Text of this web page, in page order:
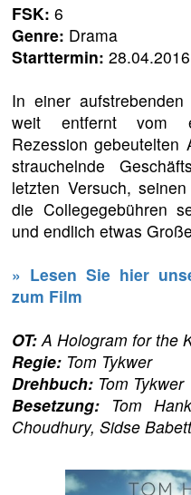
FSK: 6
Genre: Drama
Starttermin: 28.04.2016
In einer
weit entfernt vom
Rezession gebeutelten
strauchelnde
letzten Versuch,
die Collegegebühren
und endlich etwas
» Lesen Sie hier
zum Film
OT: A Hologram for the
Regie: Tom Tykwer
Drehbuch: Tom Tykwer
Besetzung: Tom
Choudhury, Sidse